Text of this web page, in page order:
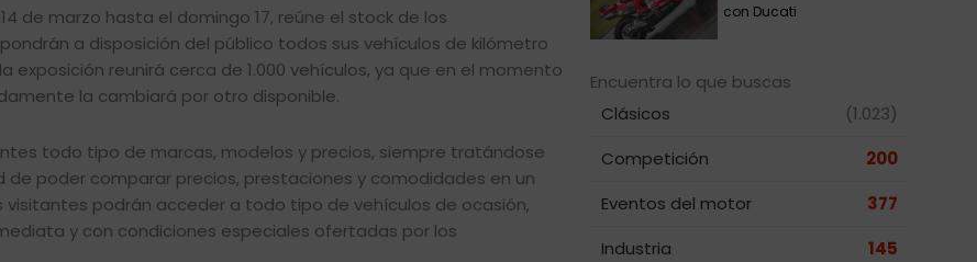
de marzo hasta el domingo 17, reúne el stock de los
a disposición del público todos sus vehículos de kilómetro
reunirá cerca de 1.000 vehículos, ya que en el momento
la cambiará por otro disponible.
todo tipo de marcas, modelos y precios, siempre tratándose
poder comparar precios, prestaciones y comodidades en un
visitantes podrán acceder a todo tipo de vehículos de ocasión,
y con condiciones especiales ofertadas por los
con Ducati
Encuentra lo que buscas
Clásicos
(1.023)
Competición
200
Eventos del motor
377
Industria
145